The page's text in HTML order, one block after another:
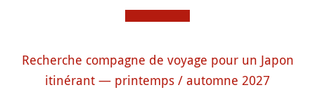
Recherche compagne de voyage pour un Japon
itinérant — printemps / automne 2027